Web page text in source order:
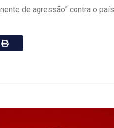
de agressão” contra o país.